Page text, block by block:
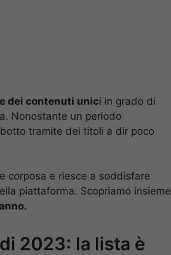
dei contenuti unici in grado di
Nonostante un periodo
tramite dei titoli a dir poco
corposa e riesce a soddisfare
piattaforma. Scopriamo insieme
2023: la lista è